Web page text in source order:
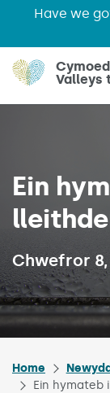
Have we
Skip to main
Valleys
Ein
Chwefror 8,
Home
Ein hymateb